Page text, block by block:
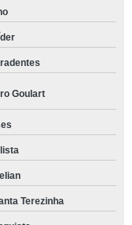
Goulart
Terezinha